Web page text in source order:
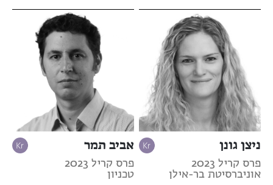
ניצן גונן
פרס קריל 2023
אוניברסיטת בר-אילן
אביב תמר
פרס קריל 2023
טכניון